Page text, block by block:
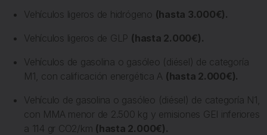
Vehículos ligeros de hidrógeno (hasta 3.000€).
Vehículos ligeros de GLP (hasta 2.000€).
Vehículos de gasolina o gasóleo (diésel) de categoría
M1, con calificación energética A (hasta 2.000€).
Vehículo de gasolina o gasóleo (diésel) de categoría N1,
con MMA menor de 2.500 kg y emisiones GEI inferiores
a 114 gr CO2/km (hasta 2.000€).